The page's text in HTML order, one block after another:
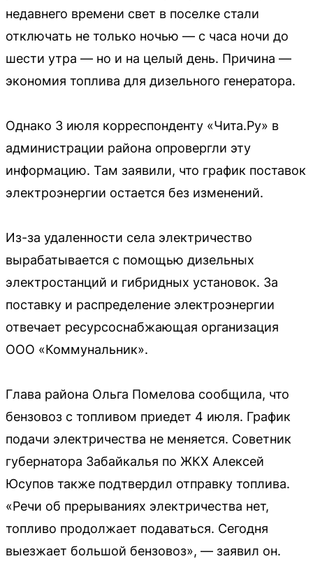
недавнего времени свет в поселке стали
отключать не только ночью — с часа ночи до
шести утра — но и на целый день. Причина —
экономия топлива для дизельного генератора.
Однако 3 июля корреспонденту «Чита.Ру» в
администрации района опровергли эту
информацию. Там заявили, что график поставок
электроэнергии остается без изменений.
Из-за удаленности села электричество
вырабатывается с помощью дизельных
электростанций и гибридных установок. За
поставку и распределение электроэнергии
отвечает ресурсоснабжающая организация
ООО «Коммунальник».
Глава района Ольга Помелова сообщила, что
бензовоз с топливом приедет 4 июля. График
подачи электричества не меняется. Советник
губернатора Забайкалья по ЖКХ Алексей
Юсупов также подтвердил отправку топлива.
«Речи об прерываниях электричества нет,
топливо продолжает подаваться. Сегодня
выезжает большой бензовоз», — заявил он.